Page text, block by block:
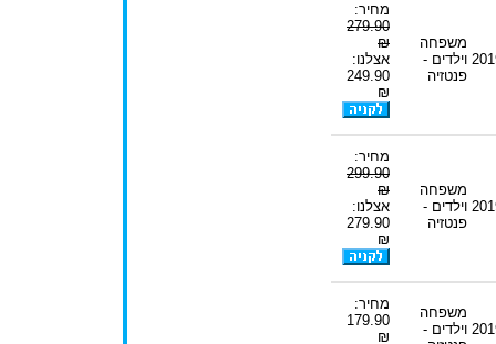
משפחה
וילדים -
פנטזיה
מחיר:
279.90
₪
אצלנו:
249.90
₪
משפחה
וילדים -
פנטזיה
מחיר:
299.90
₪
אצלנו:
279.90
₪
משפחה
וילדים -
מחיר:
179.90
₪